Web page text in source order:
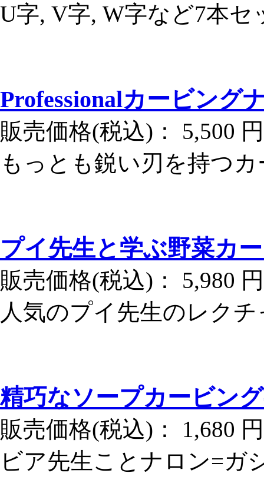
U字, V字, W字など7本セ
Professionalカービング
販売価格(税込)： 5,500 円
もっとも鋭い刃を持つ
プイ先生と学ぶ野菜カ
販売価格(税込)： 5,980 円
人気のプイ先生のレク
精巧なソープカービン
販売価格(税込)： 1,680 円
ビア先生ことナロン=ガ